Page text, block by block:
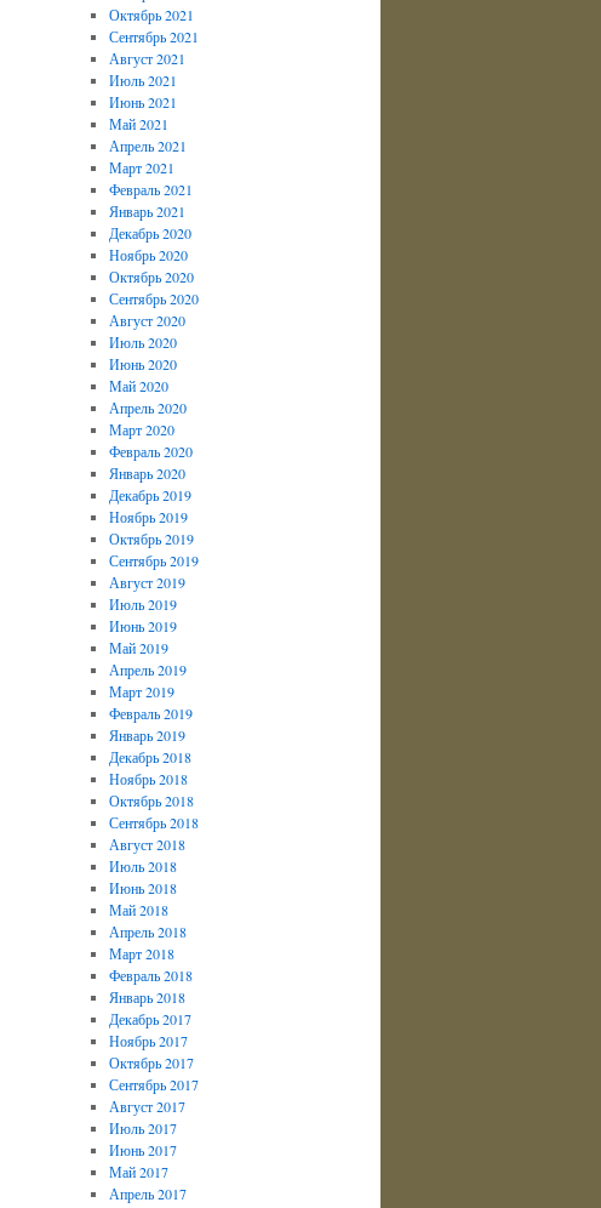
Октябрь 2021
Сентябрь 2021
Август 2021
Июль 2021
Июнь 2021
Май 2021
Апрель 2021
Март 2021
Февраль 2021
Январь 2021
Декабрь 2020
Ноябрь 2020
Октябрь 2020
Сентябрь 2020
Август 2020
Июль 2020
Июнь 2020
Май 2020
Апрель 2020
Март 2020
Февраль 2020
Январь 2020
Декабрь 2019
Ноябрь 2019
Октябрь 2019
Сентябрь 2019
Август 2019
Июль 2019
Июнь 2019
Май 2019
Апрель 2019
Март 2019
Февраль 2019
Январь 2019
Декабрь 2018
Ноябрь 2018
Октябрь 2018
Сентябрь 2018
Август 2018
Июль 2018
Июнь 2018
Май 2018
Апрель 2018
Март 2018
Февраль 2018
Январь 2018
Декабрь 2017
Ноябрь 2017
Октябрь 2017
Сентябрь 2017
Август 2017
Июль 2017
Июнь 2017
Май 2017
Апрель 2017